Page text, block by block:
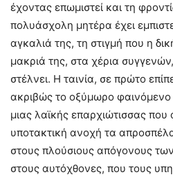
έχοντας επωμιστεί και τη
πολυάσχολη μητέρα έχει
αγκαλιά της, τη στιγμή που η
μακριά της, στα χέρια
στέλνει. Η ταινία, σε πρώτο
ακριβώς το οξύμωρο φαινόμενο
μιας λαϊκής επαρχιώτισσας που
υποτακτική ανοχή τα
στους πλούσιους απόγονους
στους αυτόχθονες, που τους